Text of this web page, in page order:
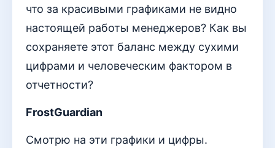
что за красивыми графиками не видно
настоящей работы менеджеров? Как вы
сохраняете этот баланс между сухими
цифрами и человеческим фактором в
отчетности?
FrostGuardian
Смотрю на эти графики и цифры.